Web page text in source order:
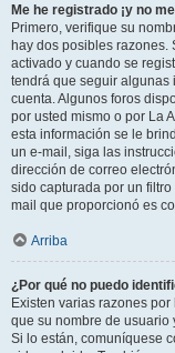
Me he registrado ¡y no
Primero, verifique su
hay dos posibles razones.
activado y cuando se
tendrá que seguir algunas
cuenta. Algunos foros
por usted mismo o por La
esta información se le
un e-mail, siga las
dirección de correo
sido capturada por un
mail que proporcionó es
Arriba
¿Por qué no puedo
Existen varias razones
que su nombre de usuario
Si lo están, comuníquese